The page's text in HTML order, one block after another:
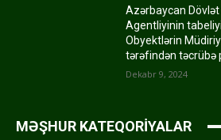
Azərbaycan Dövlət
Agentliyinin
Obyektlərin
tərəfindən təcrübə
Dekabr 9, 2024
MƏŞHUR KATEQORİYALAR